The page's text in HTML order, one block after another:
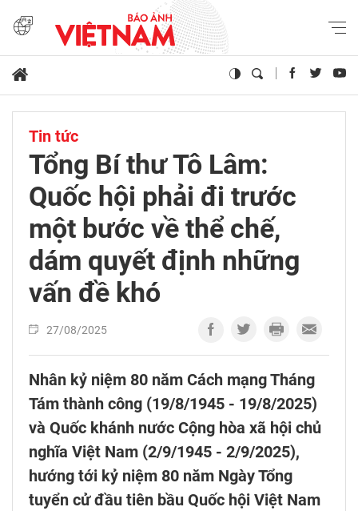
Tin tức
Tổng Bí thư Tô Lâm:
Quốc hội phải đi trước
một bước về thể chế,
dám quyết định những
vấn đề khó
27/08/2025
Nhân kỷ niệm 80 năm Cách mạng Tháng
Tám thành công (19/8/1945 - 19/8/2025)
và Quốc khánh nước Cộng hòa xã hội chủ
nghĩa Việt Nam (2/9/1945 - 2/9/2025),
hướng tới kỷ niệm 80 năm Ngày Tổng
tuyển cử đầu tiên bầu Quốc hội Việt Nam